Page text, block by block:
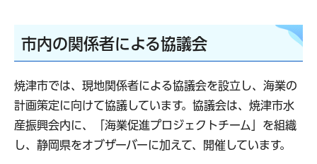
市内の関係者による協議会
焼津市では、現地関係者による協議会を設立し、海業の
計画策定に向けて協議しています。協議会は、焼津市水
産振興会内に、「海業促進プロジェクトチーム」を組織
し、静岡県をオブザーバーに加えて、開催しています。